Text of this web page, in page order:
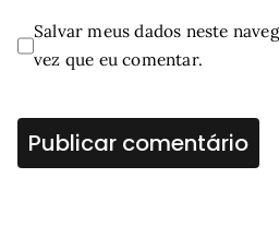
Salvar meus dados neste
vez que eu comentar.